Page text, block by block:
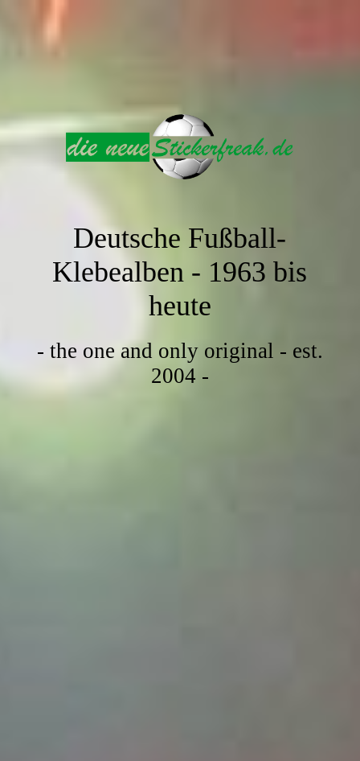
Deutsche Fußball-
Klebealben - 1963 bis
heute
- the one and only original - est.
2004 -